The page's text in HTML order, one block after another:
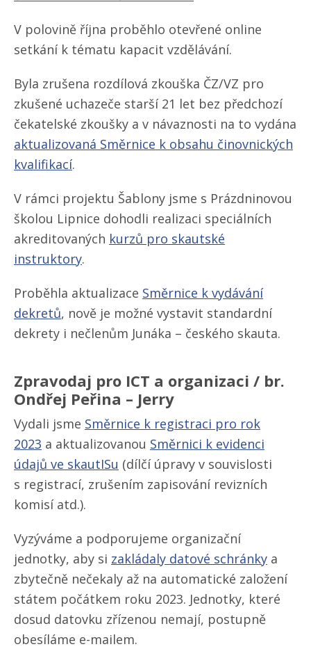
V polovině října proběhlo otevřené online
setkání k tématu kapacit vzdělávání.
Byla zrušena rozdílová zkouška ČZ/​VZ pro
zkušené uchazeče starší 21 let bez předchozí
čekatelské zkoušky a v návaznosti na to vydána
aktualizovaná Směrnice k obsahu činovnických
kvalifikací.
V rámci projektu Šablony jsme s Prázdninovou
školou Lipnice dohodli realizaci speciálních
akreditovaných kurzů pro skautské
instruktory.
Proběhla aktualizace Směrnice k vydávání
dekretů, nově je možné vystavit standardní
dekrety i nečlenům Junáka – českého skauta.
Zpravodaj pro ICT a organizaci / br.
Ondřej Peřina – Jerry
Vydali jsme Směrnice k registraci pro rok
2023 a aktualizovanou Směrnici k evidenci
údajů ve skautISu (dílčí úpravy v souvislosti
s registrací, zrušením zapisování revizních
komisí atd.).
Vyzýváme a podporujeme organizační
jednotky, aby si zakládaly datové schránky a
zbytečně nečekaly až na automatické založení
státem počátkem roku 2023. Jednotky, které
dosud datovku zřízenou nemají, postupně
obesíláme e-mailem.